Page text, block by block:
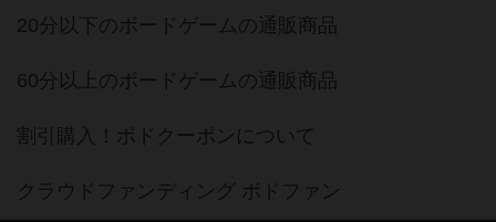
20分以下のボードゲームの通販商品
60分以上のボードゲームの通販商品
割引購入！ボドクーポンについて
クラウドファンディング ボドファン